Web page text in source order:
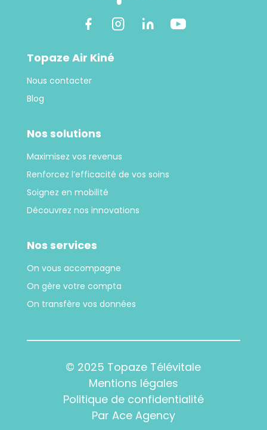
Topaze Air Kiné
Nous contacter
Blog
Nos solutions
Maximisez vos revenus
Renforcez l’efficacité de vos soins
Soignez en mobilité
Découvrez nos innovations
Nos services
On vous accompagne
On gère votre compta
On transfère vos données
© 2025 Topaze Télévitale
Mentions légales
Politique de confidentialité
Par Ace Agency